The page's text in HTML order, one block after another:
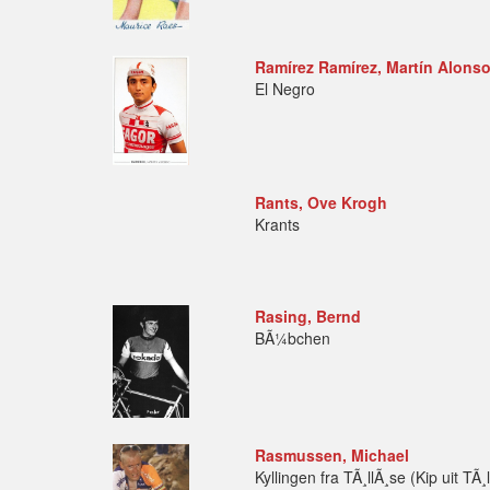
Ramírez Ramírez, Martín Alonso
El Negro
Rants, Ove Krogh
Krants
Rasing, Bernd
BÃ¼bchen
Rasmussen, Michael
Kyllingen fra TÃ¸llÃ¸se (Kip uit